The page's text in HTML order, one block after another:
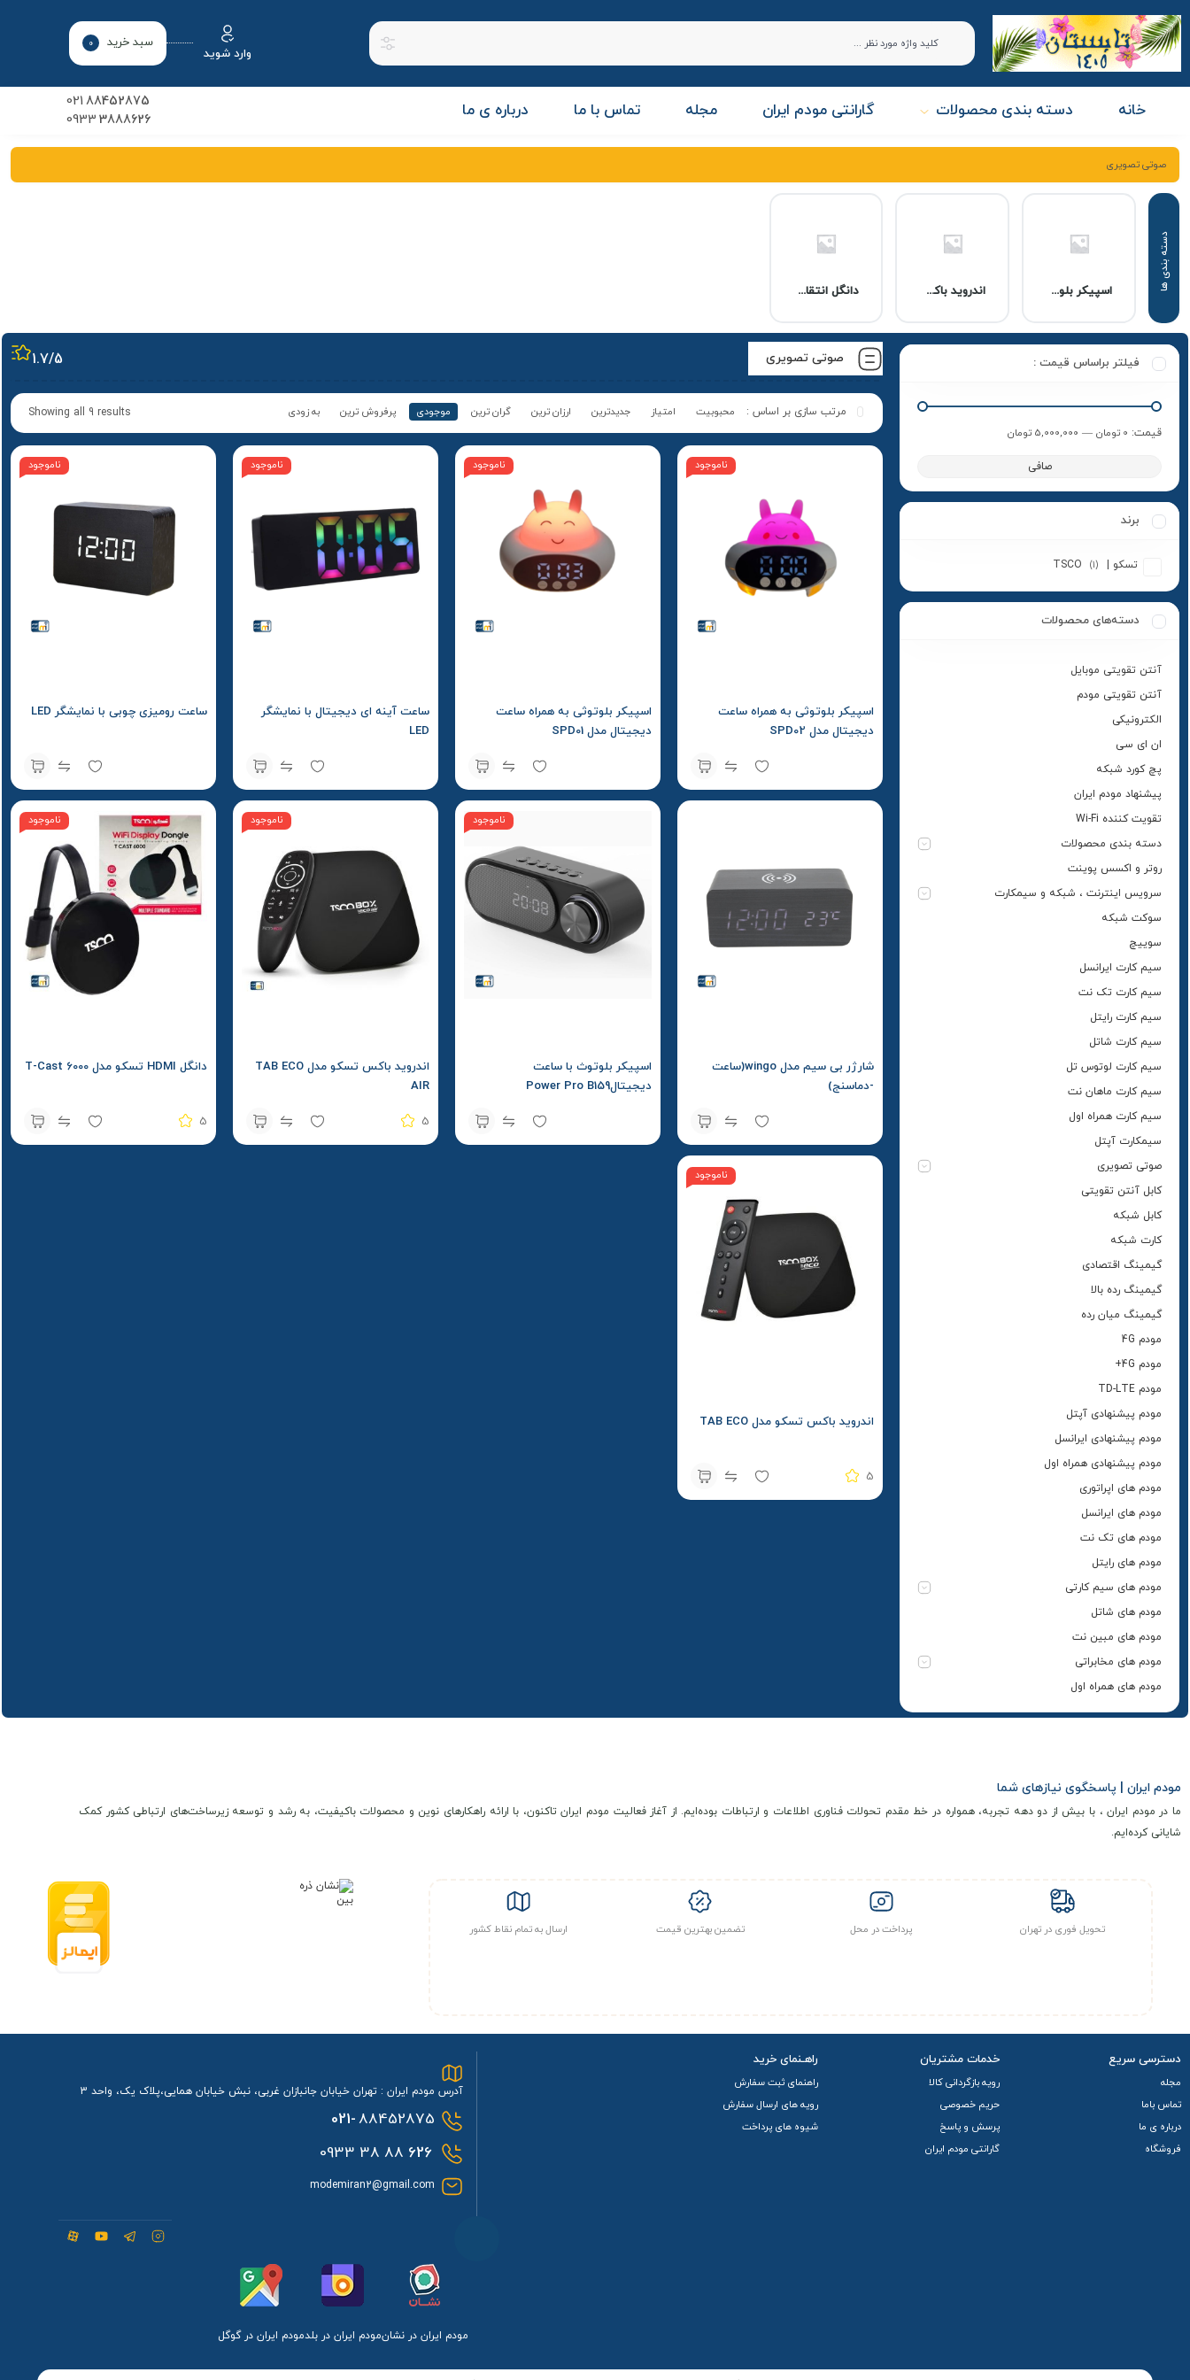
وارد شوید
سبد خرید 0
خانه دسته بندی محصولات گارانتی مودم ایران مجله تماس با ما درباره ی ما 88452875
021
3888626
0933
صوتی تصویری
اسپیکر بلوتوثی با ساعت دیجیتال اندروید باکس دانگل انتقال تصویر
صوتی تصویری 1.7/5
Showing all 9 results محبوبیت امتیاز جدیدترین ارزان ترین گران ترین موجودی پرفروش ترین به زودی
ناموجود
اسپیکر بلوتوثی به همراه ساعت
دیجیتال مدل SPD02
ناموجود
اسپیکر بلوتوثی به همراه ساعت
دیجیتال مدل SPD01
ناموجود
ساعت آینه ای دیجیتال با نمایشگر
LED
ناموجود
ساعت رومیزی چوبی با نمایشگر LED
شارژر بی سیم مدل wingo(ساعت
-دماسنج)
ناموجود
اسپیکر بلوتوث با ساعت
دیجیتالPower Pro B159
ناموجود
اندروید باکس تسکو مدل TAB ECO
AIR
5
ناموجود
دانگل HDMI تسکو مدل T-Cast 6000
5
ناموجود
اندروید باکس تسکو مدل TAB ECO
5
فیلتر براساس قیمت :
صافی
قيمت: 0 تومان — 5,000,000 تومان
برند
تسکو | TSCO (1)
دسته‌های محصولات
آنتن تقویتی موبایل
آنتن تقویتی مودم
الکترونیکی
ان ای سی
پچ کورد شبکه
پیشنهاد مودم ایران
تقویت کننده Wi-Fi
دسته بندی محصولات
روتر و اکسس پوینت
سرویس اینترنت ، شبکه و سیمکارت
سوکت شبکه
سوییچ
سیم کارت ایرانسل
سیم کارت تک نت
سیم کارت رایتل
سیم کارت شاتل
سیم کارت لوتوس تل
سیم کارت ماهان نت
سیم کارت همراه اول
سیمکارت آپتل
صوتی تصویری
کابل آنتن تقویتی
کابل شبکه
کارت شبکه
گیمینگ اقتصادی
گیمینگ رده بالا
گیمینگ میان رده
مودم 4G
مودم 4G+
مودم TD-LTE
مودم پیشنهادی آپتل
مودم پیشنهادی ایرانسل
مودم پیشنهادی همراه اول
مودم های اپراتوری
مودم های ایرانسل
مودم های تک نت
مودم های رایتل
مودم های سیم کارتی
مودم های شاتل
مودم های مبین نت
مودم های مخابراتی
مودم های همراه اول
مودم ایران | پاسخگوی نیازهای شما
ما در مودم ایران ، با بیش از دو دهه تجربه، همواره در خط مقدم تحولات فناوری اطلاعات و ارتباطات بوده‌ایم. از آغاز فعالیت مودم ایران تاکنون، با ارائه راهکارهای نوین و محصولات باکیفیت، به رشد و توسعه زیرساخت‌های ارتباطی کشور کمک
شایانی کرده‌ایم.
تحویل فوری در تهران پرداخت در محل تضمین بهترین قیمت ارسال به تمام نقاط کشور
دسترسی سریع
مجله
تماس باما
درباره ی ما
فروشگاه
خدمات مشتریان
رویه بازگردانی کالا
حریم خصوصی
پرسش و پاسخ
گارانتی مودم ایران
راهـنمای خرید
راهنمای ثبت سفارش
رویه های ارسال سفارش
شیوه های پرداخت
آدرس مودم ایران : تهران خیابان جانبازان غربی، نبش خیابان همایی،پلاک یک، واحد 3
021-88452875
626
88 38 0933
modemiran2@gmail.com
مودم ایران در نشانمودم ایران در بلدمودم ایران در گوگل